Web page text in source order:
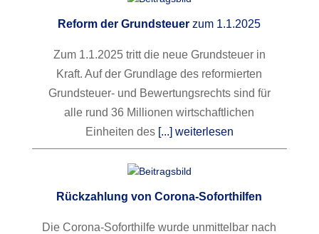
Reform der Grundsteuer zum 1.1.2025
Zum 1.1.2025 tritt die neue Grundsteuer in
Kraft. Auf der Grundlage des reformierten
Grundsteuer- und Bewertungsrechts sind für
alle rund 36 Millionen wirtschaftlichen
Einheiten des [...] weiterlesen
Rückzahlung von Corona-Soforthilfen
Die Corona-Soforthilfe wurde unmittelbar nach